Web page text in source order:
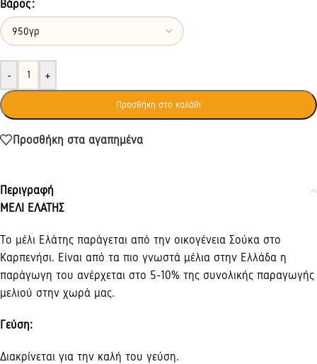
Βάρος
- +
Προσθήκη στο καλάθι
Προσθήκη στα αγαπημένα
Περιγραφή
ΜΕΛΙ ΕΛΑΤΗΣ
Το μέλι Ελάτης παράγεται από την οικογένεια Σούκα στο
Καρπενήσι. Είναι από τα πιο γνωστά μέλια στην Ελλάδα η
παράγωγη του ανέρχεται στο 5-10% της συνολικής παραγωγής
μελιού στην χωρά μας.
Γεύση:
Διακρίνεται για την καλή του γεύση.